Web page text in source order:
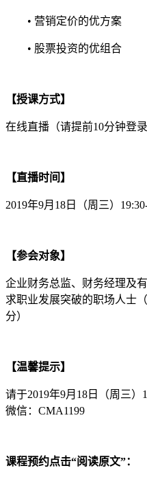
• 营销定价的优方案
• 股票投资的优组合
【授课方式】
在线直播（请提前10分钟登
【直播时间】
2019年9月18日（周三）
【参会对象】
企业财务总监、财务经理及
求职业发展突破的职场人士
分）
【温馨提示】
请于2019年9月18日（周三
微信：CMA1199
课程预约点击“阅读原文”：